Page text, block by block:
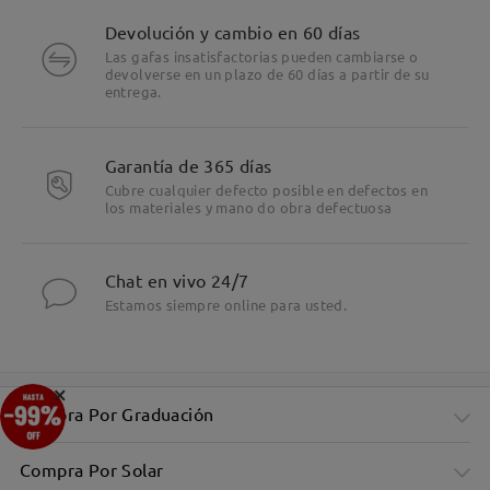
comentarios
Deje su comentario
Devolución y cambio en 60 días
Las gafas insatisfactorias pueden cambiarse o
devolverse en un plazo de 60 días a partir de su
entrega.
Garantía de 365 días
Cubre cualquier defecto posible en defectos en
los materiales y mano do obra defectuosa
Chat en vivo 24/7
Estamos siempre online para usted.
Compra Por Graduación
Compra Por Solar
×